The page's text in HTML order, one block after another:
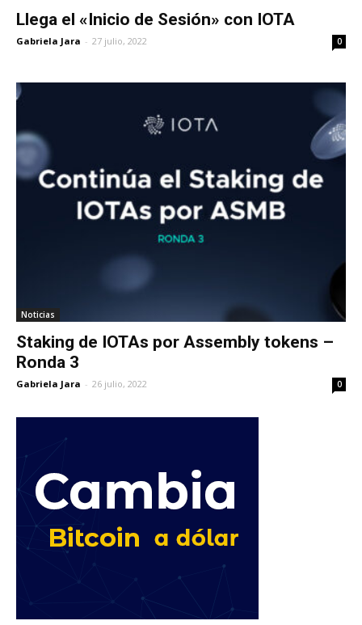
Llega el «Inicio de Sesión» con IOTA
Gabriela Jara - 27 julio, 2022 0
Noticias
Staking de IOTAs por Assembly tokens –
Ronda 3
Gabriela Jara - 26 julio, 2022 0